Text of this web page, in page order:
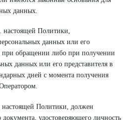
данных.
настоящей Политики,
данных или его
при обращении либо при получении
данных или его представителя в
дней с момента получения
Политики, должен
удостоверяющего личность